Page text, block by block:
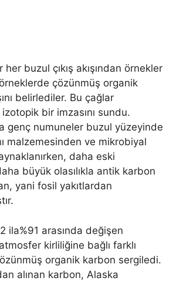
her buzul çıkış akışından örnekler
çözünmüş organik
belirlediler. Bu çağlar
izotopik bir imzasını sundu.
genç numuneler buzul yüzeyinde
malzemesinden ve mikrobiyal
daha eski
büyük olasılıkla antik karbon
yani fosil yakıtlardan
ila%91 arasında değişen
kirliliğine bağlı farklı
organik karbon sergiledi.
alınan karbon, Alaska